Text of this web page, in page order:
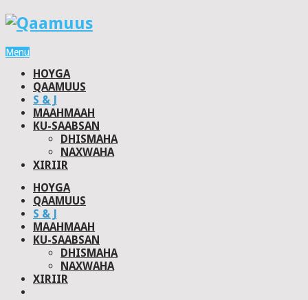
Menu
HOYGA
QAAMUUS
S & J
MAAHMAAH
KU-SAABSAN
DHISMAHA
NAXWAHA
XIRIIR
HOYGA
QAAMUUS
S & J
MAAHMAAH
KU-SAABSAN
DHISMAHA
NAXWAHA
XIRIIR